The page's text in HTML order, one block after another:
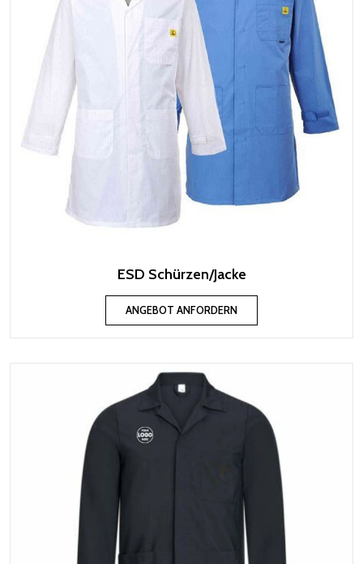
ESD Schürzen/Jacke
ANGEBOT ANFORDERN